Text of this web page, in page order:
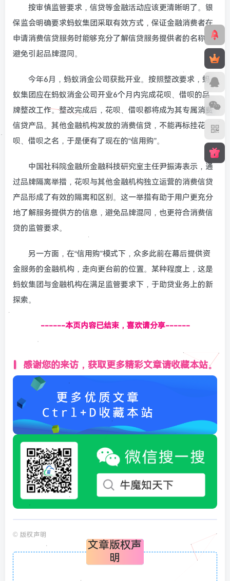
按审慎监管要求，信贷等金融活动应该更清晰明了。银
保监会明确要求蚂蚁集团采取有效方式，保证金融消费者在
申请消费信贷服务时能够充分了解信贷服务提供者的名称，
避免引起品牌混同。
今年6月，蚂蚁消金公司获批开业。按照整改要求，蚂
蚁集团应在蚂蚁消金公司开业6个月内完成花呗、借呗的品
牌整改工作。整改完成后，花呗、借呗都将成为其专属消费
信贷产品。其他金融机构发放的消费信贷，不能再标挂花
呗、借呗之名，于是便有了现在的“信用购”。
中国社科院金融所金融科技研究室主任尹振涛表示，通
过品牌隔离举措，花呗与其他金融机构独立运营的消费信贷
产品形成了有效的隔离和区别。这一举措有助于用户更充分
地了解服务提供方的信息，避免品牌混同，也更符合消费信
贷的监管要求。
另一方面，在“信用购”模式下，众多此前在幕后提供资
金服务的金融机构，走向更台前的位置。某种程度上，这是
蚂蚁集团与金融机构在满足监管要求下，于助贷业务上的新
探索。
------本页内容已结束，喜欢请分享------
感谢您的来访，获取更多精彩文章请收藏本站。
© 版权声明
文章版权声
明